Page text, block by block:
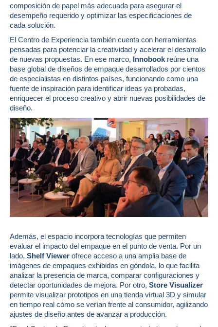
composición de papel más adecuada para asegurar el
desempeño requerido y optimizar las especificaciones de
cada solución.
El Centro de Experiencia también cuenta con herramientas
pensadas para potenciar la creatividad y acelerar el desarrollo
de nuevas propuestas. En ese marco, Innobook reúne una
base global de diseños de empaque desarrollados por cientos
de especialistas en distintos países, funcionando como una
fuente de inspiración para identificar ideas ya probadas,
enriquecer el proceso creativo y abrir nuevas posibilidades de
diseño.
Además, el espacio incorpora tecnologías que permiten
evaluar el impacto del empaque en el punto de venta. Por un
lado, Shelf Viewer ofrece acceso a una amplia base de
imágenes de empaques exhibidos en góndola, lo que facilita
analizar la presencia de marca, comparar configuraciones y
detectar oportunidades de mejora. Por otro, Store Visualizer
permite visualizar prototipos en una tienda virtual 3D y simular
en tiempo real cómo se verían frente al consumidor, agilizando
ajustes de diseño antes de avanzar a producción.